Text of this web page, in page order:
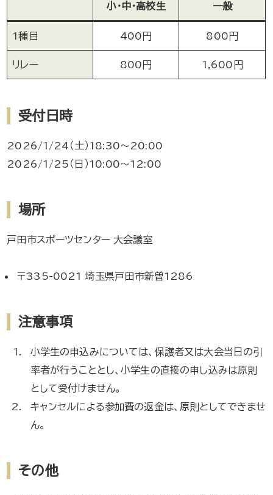
小・中・高校生 一般
1種目 400円 800円
リレー 800円 1,600円
受付日時
2026/1/24（土）18:30～20:00
2026/1/25（日）10:00～12:00
場所
戸田市スポーツセンター 大会議室
〒335-0021 埼玉県戸田市新曽1286
注意事項
小学生の申込みについては、保護者又は大会当日の引
率者が行うこととし、小学生の直接の申し込みは原則
として受付けません。
キャンセルによる参加費の返金は、原則としてできませ
ん。
その他